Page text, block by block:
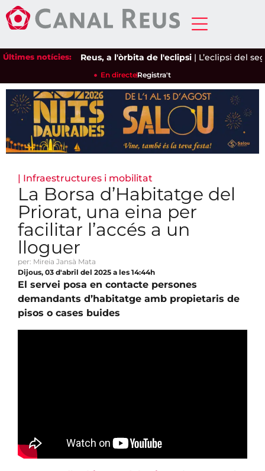
Últimes notícies:Reus, a l'òrbita de l'eclipsi|L’eclipsi del segle
En directeRegistra't
| Infraestructures i mobilitat
La Borsa d’Habitatge del
Priorat, una eina per
facilitar l’accés a un
lloguer
per: Mireia Jansà Mata
Dijous, 03 d'abril del 2025 a les 14:44h
El servei posa en contacte persones
demandants d’habitatge amb propietaris de
pisos o cases buides